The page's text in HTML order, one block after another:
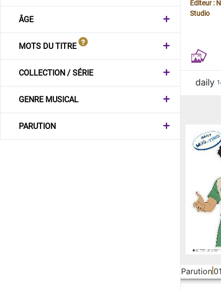
ÂGE
MOTS DU TITRE
COLLECTION / SÉRIE
GENRE MUSICAL
PARUTION
Éditeur :
Studio
daily
Parution